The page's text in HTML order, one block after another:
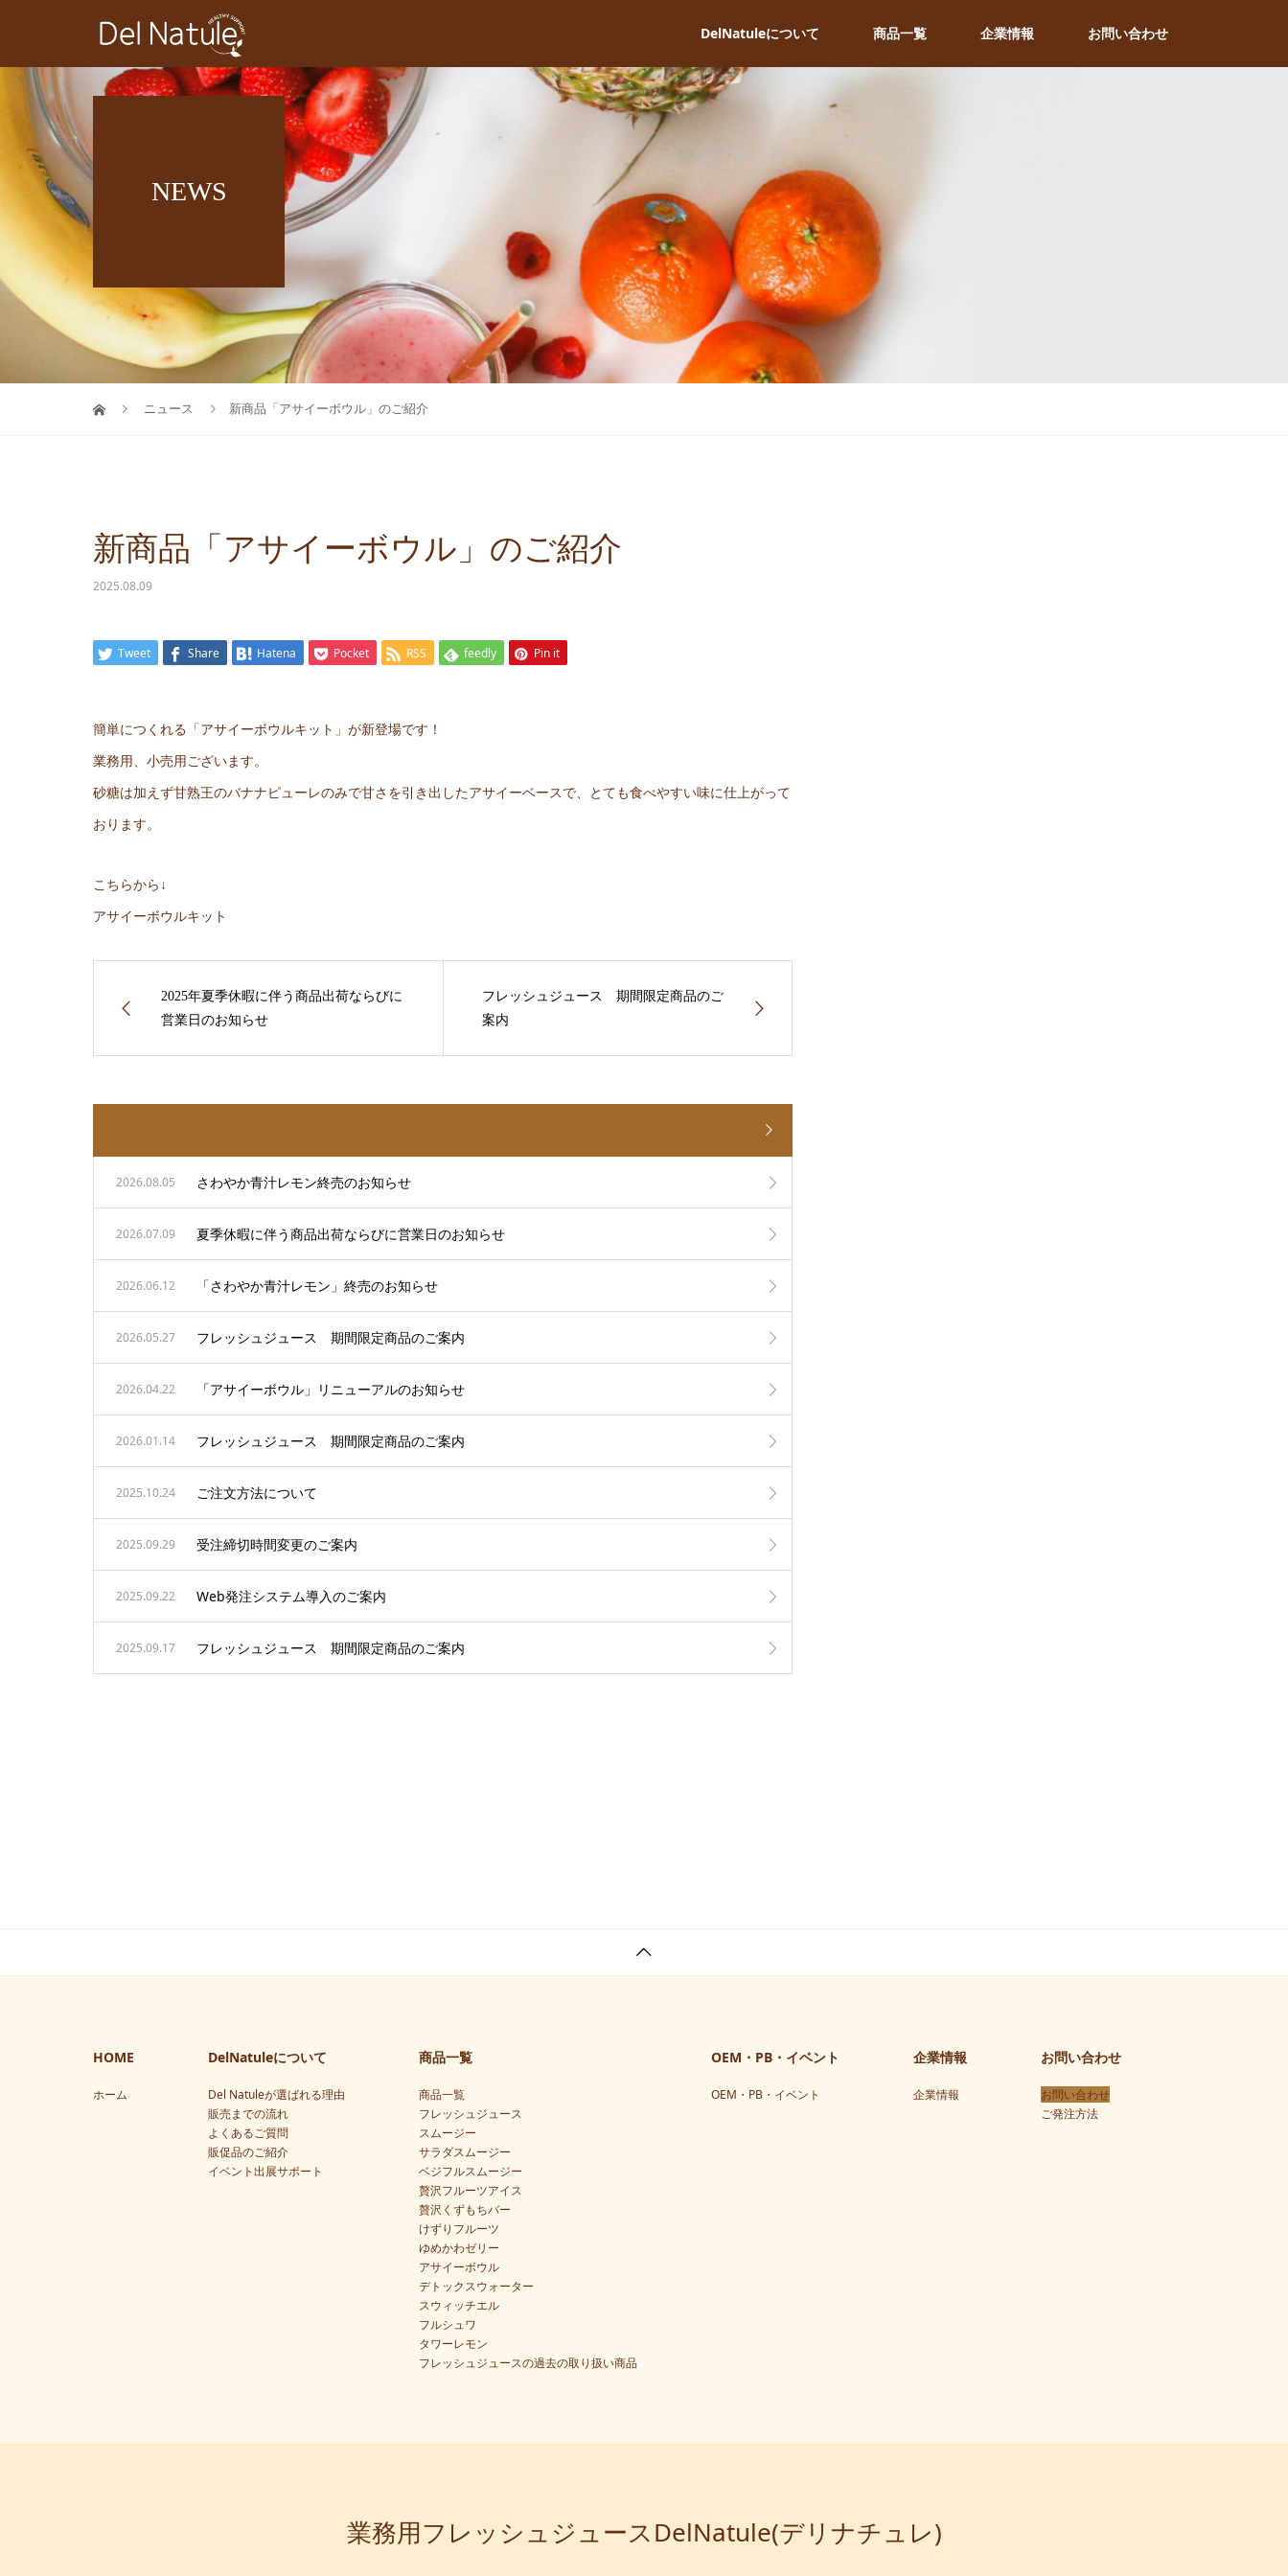
DelNatuleについて 商品一覧 企業情報 お問い合わせ
NEWS
ニュース 新商品「アサイーボウル」のご紹介
新商品「アサイーボウル」のご紹介
2025.08.09
Tweet Share Hatena Pocket RSS feedly Pin it
簡単につくれる「アサイーボウルキット」が新登場です！
業務用、小売用ございます。
砂糖は加えず甘熟王のバナナピューレのみで甘さを引き出したアサイーベースで、とても食べやすい味に仕上がって
おります。
こちらから↓
アサイーボウルキット
2025年夏季休暇に伴う商品出荷ならびに
営業日のお知らせ
フレッシュジュース 期間限定商品のご
案内
2026.08.05 さわやか青汁レモン終売のお知らせ
2026.07.09 夏季休暇に伴う商品出荷ならびに営業日のお知らせ
2026.06.12 「さわやか青汁レモン」終売のお知らせ
2026.05.27 フレッシュジュース 期間限定商品のご案内
2026.04.22 「アサイーボウル」リニューアルのお知らせ
2026.01.14 フレッシュジュース 期間限定商品のご案内
2025.10.24 ご注文方法について
2025.09.29 受注締切時間変更のご案内
2025.09.22 Web発注システム導入のご案内
2025.09.17 フレッシュジュース 期間限定商品のご案内
HOME
ホーム
DelNatuleについて
Del Natuleが選ばれる理由
販売までの流れ
よくあるご質問
販促品のご紹介
イベント出展サポート
商品一覧
商品一覧
フレッシュジュース
スムージー
サラダスムージー
ベジフルスムージー
贅沢フルーツアイス
贅沢くずもちバー
けずりフルーツ
ゆめかわゼリー
アサイーボウル
デトックスウォーター
スウィッチエル
フルシュワ
タワーレモン
フレッシュジュースの過去の取り扱い商品
OEM・PB・イベント
OEM・PB・イベント
企業情報
企業情報
お問い合わせ
お問い合わせ
ご発注方法
業務用フレッシュジュースDelNatule(デリナチュレ)